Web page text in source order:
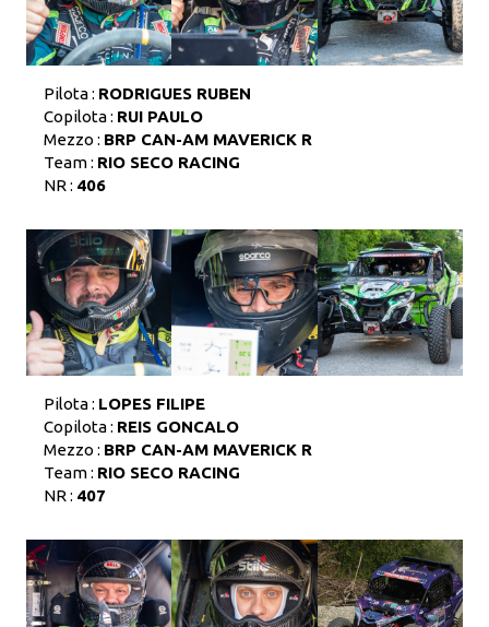
Pilota : RODRIGUES RUBEN
Copilota : RUI PAULO
Mezzo : BRP CAN-AM MAVERICK R
Team : RIO SECO RACING
NR : 406
Pilota : LOPES FILIPE
Copilota : REIS GONCALO
Mezzo : BRP CAN-AM MAVERICK R
Team : RIO SECO RACING
NR : 407